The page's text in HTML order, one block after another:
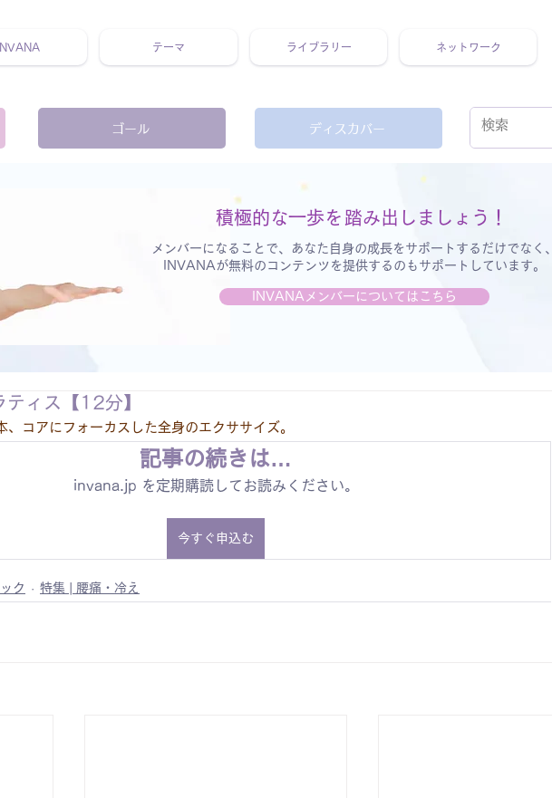
INVANA テーマ ライブラリー ネットワーク
ゴール ディスカバー
積極的な一歩を
メンバーになることで、あなた自身の成長をサポートするだけでなく、
INVANAが無料のコンテンツを提供するのもサポートしています。
INVANAメンバーについてはこちら
踏み出しましょう！
ティス【12分】
、コアにフォーカスした全身のエクササイズ。
記事の続きは…
invana.jp を定期購読してお読みください。
今すぐ申込む
ク 特集 | 腰痛・冷え